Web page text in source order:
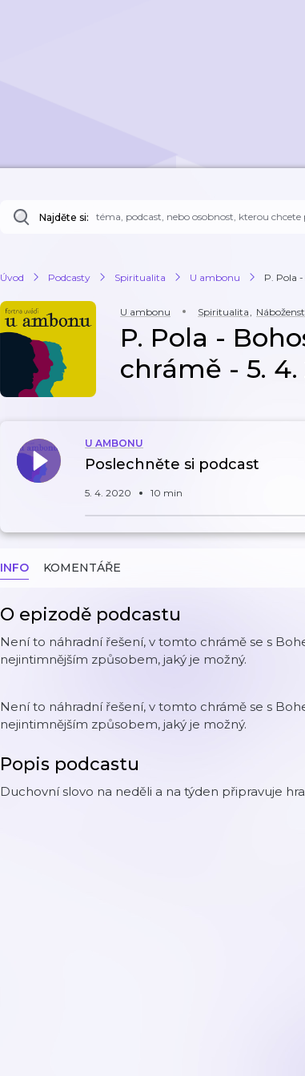
Najděte si:
Úvod Podcasty Spiritualita U ambonu P. Pola
U ambonu Spiritualita,
P. Pola -
chrámě - 5. 4.
U AMBONU
Poslechněte si podcast
5. 4. 2020 10 min
INFO KOMENTÁŘE
O epizodě podcastu
Není to náhradní řešení, v tomto chrámě se s
nejintimnějším způsobem, jaký je možný.
Není to náhradní řešení, v tomto chrámě se s
nejintimnějším způsobem, jaký je možný.
Popis podcastu
Duchovní slovo na neděli a na týden připravuje